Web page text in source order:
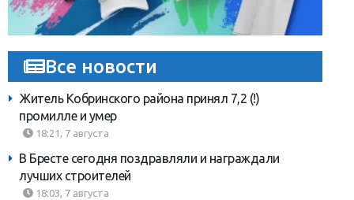
Все новости
Житель Кобринского района принял 7,2 (!)
промилле и умер
18:21, 7 августа
В Бресте сегодня поздравляли и награждали
лучших строителей
18:03, 7 августа